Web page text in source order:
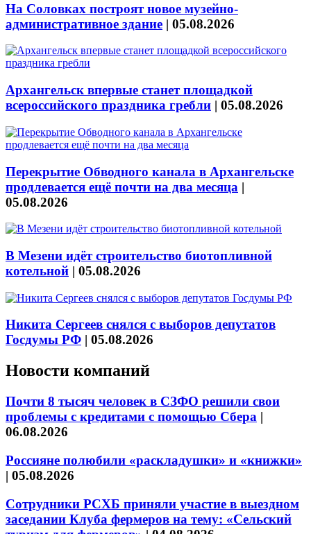
На Соловках построят новое музейно-
административное здание | 05.08.2026
Архангельск впервые станет площадкой
всероссийского праздника гребли | 05.08.2026
Перекрытие Обводного канала в Архангельске
продлевается ещё почти на два месяца |
05.08.2026
В Мезени идёт строительство биотопливной
котельной | 05.08.2026
Никита Сергеев снялся с выборов депутатов
Госдумы РФ | 05.08.2026
Новости компаний
Почти 8 тысяч человек в СЗФО решили свои
проблемы с кредитами с помощью Сбера |
06.08.2026
Россияне полюбили «раскладушки» и «книжки»
| 05.08.2026
Сотрудники РСХБ приняли участие в выездном
заседании Клуба фермеров на тему: «Сельский